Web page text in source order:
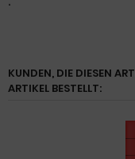
"
KUNDEN, DIE DIESEN
ARTIKEL BESTELLT: